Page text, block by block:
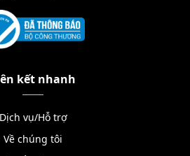
kết nhanh
Dịch vụ/Hỗ trợ
Về chúng tôi